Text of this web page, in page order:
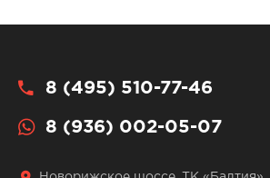
8 (495) 510-77-46
8 (936) 002-05-07